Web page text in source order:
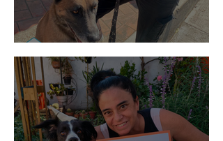
Morris